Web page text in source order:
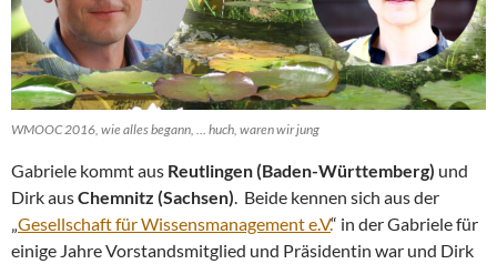
WMOOC 2016, wie alles begann, … huch, waren wir jung
Gabriele kommt aus Reutlingen (Baden-Württemberg) und
Dirk ausChemnitz (Sachsen). Beide kennen sich aus der
„Gesellschaft für Wissensmanagement e.V.“ in der Gabriele für
einige Jahre Vorstandsmitglied und Präsidentin war und Dirk